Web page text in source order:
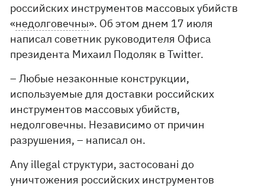
российских инструментов массовых убийств
«недолговечны». Об этом днем ​​17 июля
написал советник руководителя Офиса
президента Михаил Подоляк в Twitter.
– Любые незаконные конструкции,
используемые для доставки российских
инструментов массовых убийств,
недолговечны. Независимо от причин
разрушения, – написал он.
Any illegal структури, застосовані до
уничтожения российских инструментов